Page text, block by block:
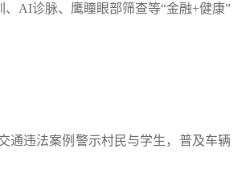
AI诊脉、 鹰瞳眼部筛查等“金融+健康”
通违法案例警示村民与学生，普及车辆